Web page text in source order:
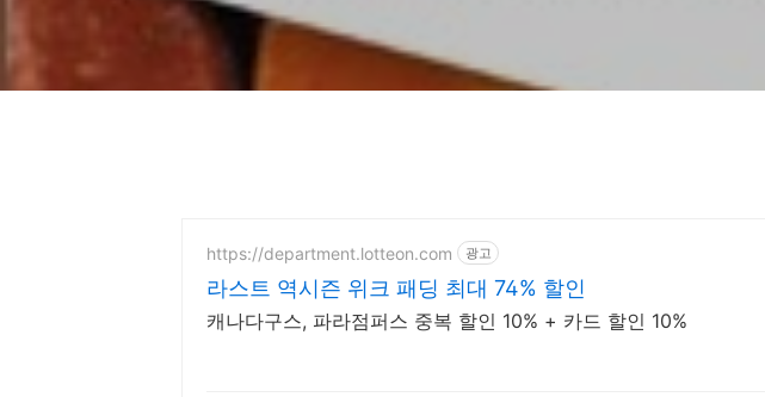
https://department.lotteon.com 광고
라스트 역시즌 위크 패딩 최대 74% 할인
캐나다구스, 파라점퍼스 중복 할인 10% + 카드 할인 10%